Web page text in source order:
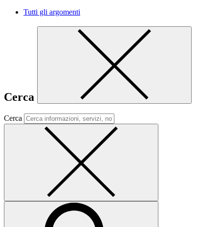
Tutti gli argomenti
Cerca
Cerca